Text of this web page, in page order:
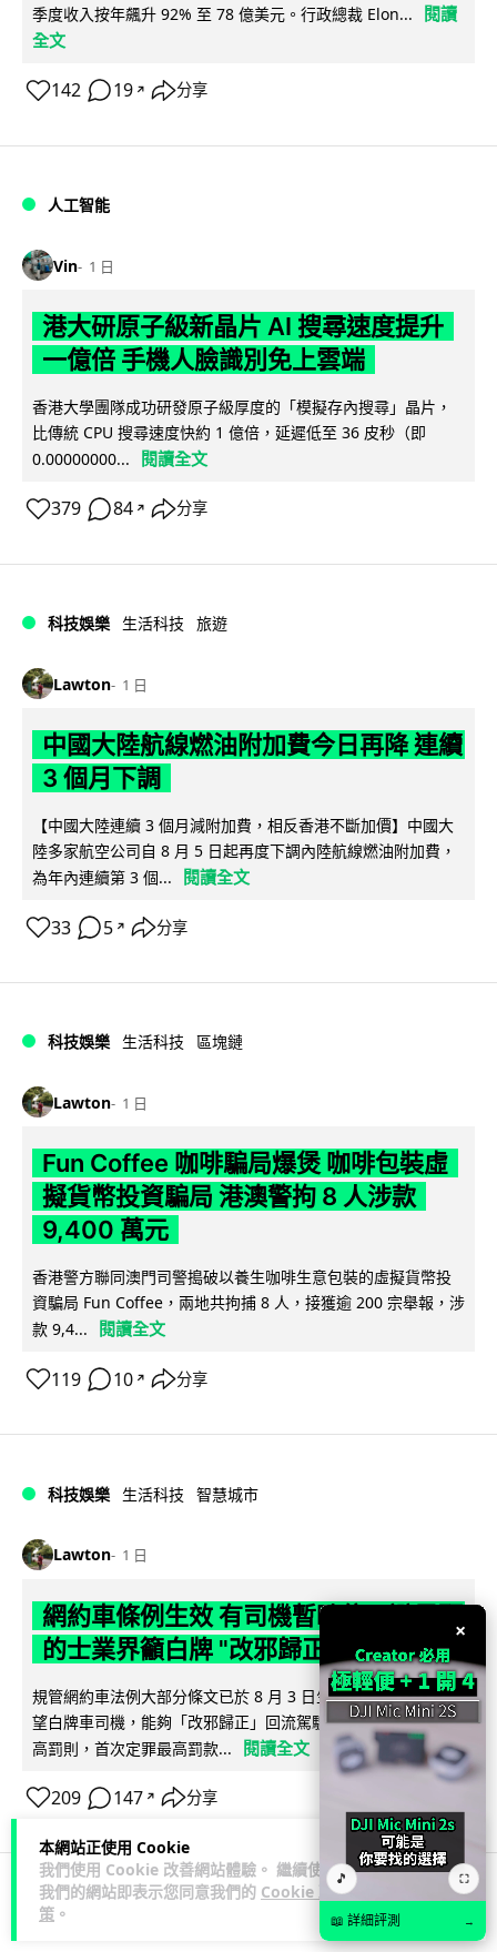
本網站正使用 Cookie
我們使用 Cookie 改善網站體驗。 繼續使用
我們的網站即表示您同意我們的 Cookie 政
策 。
季度收入按年飆升 92% 至 78 億美元。行政總裁 Elon...
閱讀
全文
142 19 ↗ 分享
人工智能
Vin 1 日
港大研原子級新晶片 AI 搜尋速度提升
一億倍 手機人臉識別免上雲端
香港大學團隊成功研發原子級厚度的「模擬存內搜尋」晶片，
比傳統 CPU 搜尋速度快約 1 億倍，延遲低至 36 皮秒（即
0.00000000...
閱讀全文
379 84 ↗ 分享
科技娛樂 生活科技 旅遊
Lawton 1 日
中國大陸航線燃油附加費今日再降 連續
3 個月下調
【中國大陸連續 3 個月減附加費，相反香港不斷加價】中國大
陸多家航空公司自 8 月 5 日起再度下調內陸航線燃油附加費，
為年內連續第 3 個...
閱讀全文
33 5 ↗ 分享
科技娛樂 生活科技 區塊鏈
Lawton 1 日
Fun Coffee 咖啡騙局爆煲 咖啡包裝虛
擬貨幣投資騙局 港澳警拘 8 人涉款
9,400 萬元
香港警方聯同澳門司警搗破以養生咖啡生意包裝的虛擬貨幣投
資騙局 Fun Coffee，兩地共拘捕 8 人，接獲逾 200 宗舉報，涉
款 9,4...
閱讀全文
119 10 ↗ 分享
科技娛樂 生活科技 智慧城市
Lawton 1 日
網約車條例生效 有司機暫時停工避風頭
的士業界籲白牌 "改邪歸正"
規管網約車法例大部分條文已於 8 月 3 日生效，的士業界就期
望白牌車司機，能夠「改邪歸正」回流駕駛的士。新例大幅提
高罰則，首次定罪最高罰款...
閱讀全文
209 147 ↗ 分享
人工智能
×
🎵 ⛶
📖 詳細評測 →